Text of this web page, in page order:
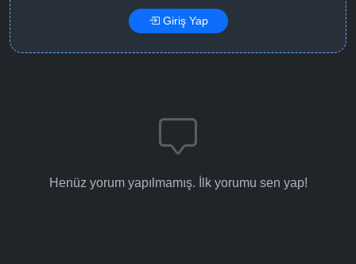
Giriş Yap
Henüz yorum yapılmamış. İlk yorumu sen yap!